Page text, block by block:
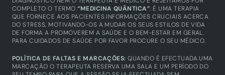
COMPLETO O TERMO “MEDICINA QUÂNTICA”. É UMA TERAPIA
QUE FORNECE AOS PACIENTES INFORMAÇÕES CRUCIAIS ACERCA
DO STRESS, MOTIVANDO-OS A MUDAR OS SEUS ESTILOS DE VIDA
DE FORMA A PROMOVEREM A SAÚDE E O BEM-ESTAR EM GERAL.
PARA CUIDADOS DE SAÚDE POR FAVOR PROCURE O SEU MÉDICO.
POLÍTICA DE FALTAS E MARCAÇÕES: QUANDO É EFECTUADA UMA
MARCAÇÃO O TERAPEUTA RESERVA UMA SALA E UM PERÍODO DO